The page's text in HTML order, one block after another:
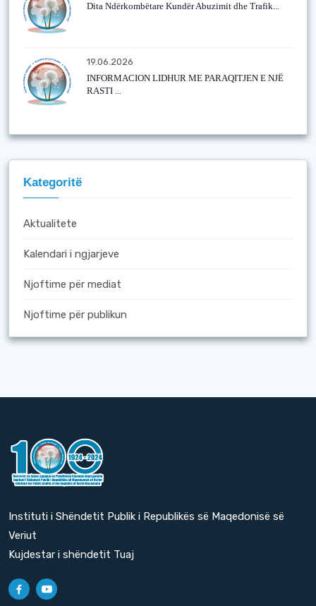
Dita Ndërkombëtare Kundër Abuzimit dhe Trafik...
19.06.2026
INFORMACION LIDHUR ME PARAQITJEN E NJË
RASTI ...
Kategoritë
Aktualitete
Kalendari i ngjarjeve
Njoftime për mediat
Njoftime për publikun
Instituti i Shëndetit Publik i Republikës së Maqedonisë së
Veriut
Kujdestar i shëndetit Tuaj